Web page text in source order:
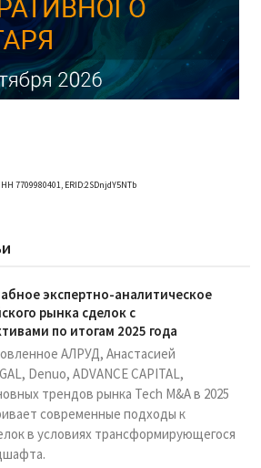
7709980401, ERID:2SDnjdY5NTb
экспертно-аналитическое
рынка сделок с
по итогам 2025 года
АЛРУД, Анастасией
Denuo, ADVANCE CAPITAL,
трендов рынка Tech M&A в 2025
современные подходы к
в условиях трансформирующегося